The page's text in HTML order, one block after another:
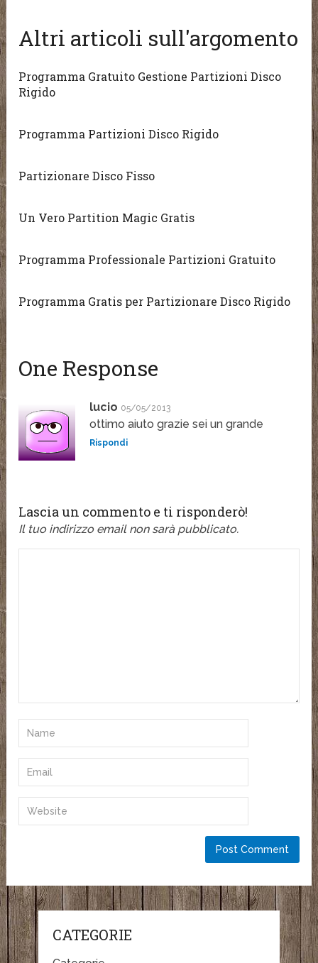
Altri articoli sull'argomento
Programma Gratuito Gestione Partizioni Disco
Rigido
Programma Partizioni Disco Rigido
Partizionare Disco Fisso
Un Vero Partition Magic Gratis
Programma Professionale Partizioni Gratuito
Programma Gratis per Partizionare Disco Rigido
One Response
lucio 05/05/2013
ottimo aiuto grazie sei un grande
Rispondi
Lascia un commento e ti risponderò!
Il tuo indirizzo email non sarà pubblicato.
CATEGORIE